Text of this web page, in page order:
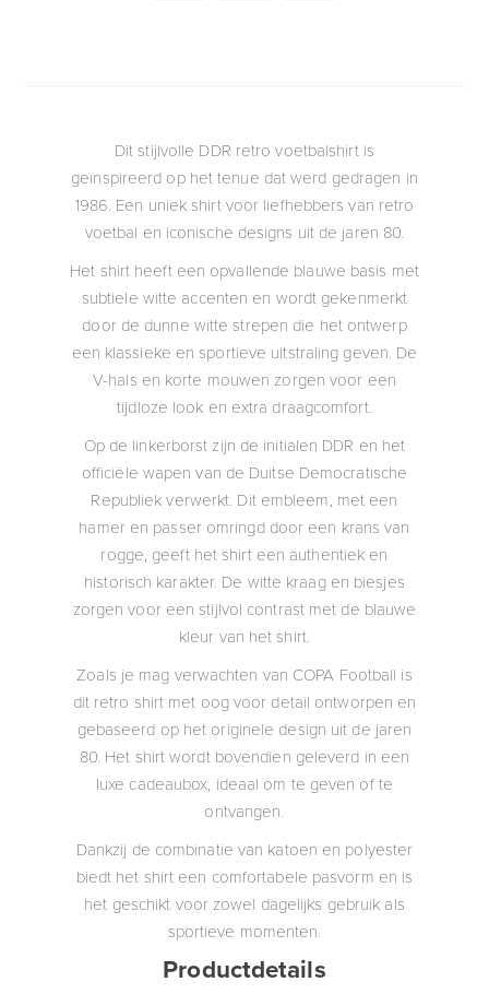
Dit stijlvolle DDR retro voetbalshirt is
geïnspireerd op het tenue dat werd gedragen in
1986. Een uniek shirt voor liefhebbers van retro
voetbal en iconische designs uit de jaren 80.
Het shirt heeft een opvallende blauwe basis met
subtiele witte accenten en wordt gekenmerkt
door de dunne witte strepen die het ontwerp
een klassieke en sportieve uitstraling geven. De
V-hals en korte mouwen zorgen voor een
tijdloze look en extra draagcomfort.
Op de linkerborst zijn de initialen DDR en het
officiële wapen van de Duitse Democratische
Republiek verwerkt. Dit embleem, met een
hamer en passer omringd door een krans van
rogge, geeft het shirt een authentiek en
historisch karakter. De witte kraag en biesjes
zorgen voor een stijlvol contrast met de blauwe
kleur van het shirt.
Zoals je mag verwachten van COPA Football is
dit retro shirt met oog voor detail ontworpen en
gebaseerd op het originele design uit de jaren
80. Het shirt wordt bovendien geleverd in een
luxe cadeaubox, ideaal om te geven of te
ontvangen.
Dankzij de combinatie van katoen en polyester
biedt het shirt een comfortabele pasvorm en is
het geschikt voor zowel dagelijks gebruik als
sportieve momenten.
Productdetails